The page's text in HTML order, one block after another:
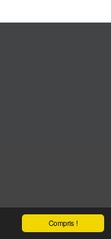
Compris !